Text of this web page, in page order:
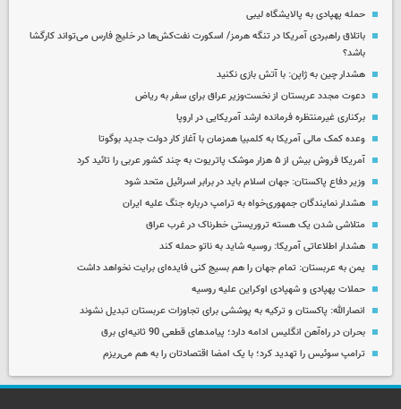
حمله پهپادی به پالایشگاه لیبی
باتلاق راهبردی آمریکا در تنگه هرمز/ اسکورت نفت‌کش‌ها در خلیج فارس می‌تواند کارگشا
باشد؟
هشدار چین به ژاپن: با آتش بازی نکنید
دعوت مجدد عربستان از نخست‌وزیر عراق برای سفر به ریاض
برکناری غیرمنتظره فرمانده ارشد آمریکایی در اروپا
وعده کمک مالی آمریکا به کلمبیا همزمان با آغاز کار دولت جدید بوگوتا
آمریکا فروش بیش از ۵ هزار موشک پاتریوت به چند کشور عربی را تائید کرد
وزیر دفاع پاکستان: جهان اسلام باید در برابر اسرائیل متحد شود
هشدار نمایندگان جمهوری‌خواه به ترامپ درباره جنگ علیه ایران
متلاشی شدن یک هسته تروریستی خطرناک در غرب عراق
هشدار اطلاعاتی آمریکا: روسیه شاید به ناتو حمله کند
یمن به عربستان: تمام جهان را هم بسیج کنی فایده‌ای برایت نخواهد داشت
حملات پهپادی و شهپادی اوکراین علیه روسیه
انصارالله: پاکستان و ترکیه به پوششی برای تجاوزات عربستان تبدیل نشوند
بحران در راه‌آهن انگلیس ادامه دارد؛ پیامدهای قطعی 90 ثانیه‌ای برق
ترامپ سوئیس را تهدید کرد؛ با یک امضا اقتصادتان را به هم می‌ریزم